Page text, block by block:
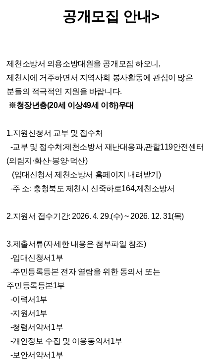
공개모집 안내>
제천소방서 의용소방대원을 공개모집 하오니,
제천시에 거주하면서 지역사회 봉사활동에 관심이 많은
분들의 적극적인 지원을 바랍니다.
※청장년층(20세 이상49세 이하)우대
1.지원신청서 교부 및 접수처
-교부 및 접수처:제천소방서 재난대응과,관할119안전센터
(의림지·화산·봉양·덕산)
(입대신청서 제천소방서 홈페이지 내려받기)
-주 소: 충청북도 제천시 신죽하로164,제천소방서
2.지원서 접수기간: 2026. 4. 29.(수) ~ 2026. 12. 31(목)
3.제출서류(자세한 내용은 첨부파일 참조)
-입대신청서1부
-주민등록등본 전자 열람을 위한 동의서 또는
주민등록등본1부
-이력서1부
-지원서1부
-청렴서약서1부
-개인정보 수집 및 이용동의서1부
-보안서약서1부